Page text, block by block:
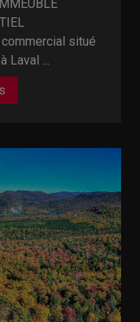
situé
Laval ...